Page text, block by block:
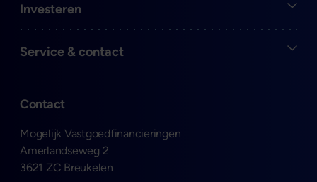
Contact
Mogelijk Vastgoedfinancieringen
Amerlandseweg 2
3621 ZC Breukelen
Open
Investeren
Open
Service & contact